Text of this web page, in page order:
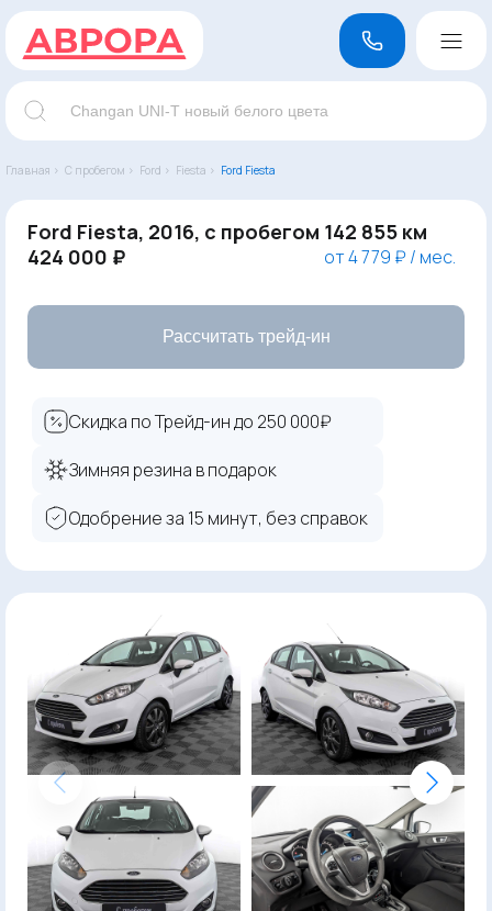
Главная › С пробегом › Ford › Fiesta › Ford Fiesta
Ford Fiesta, 2016, с пробегом 142 855 км
424 000 ₽
от 4 779 ₽ / мес.
Рассчитать трейд-ин
Скидка по Трейд-ин до 250 000₽
Зимняя резина в подарок
Одобрение за 15 минут, без справок